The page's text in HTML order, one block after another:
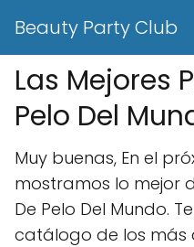
Beauty Party Club
Las Mejores
Pelo Del
Muy buenas, En el
mostramos lo mejor
De Pelo Del Mundo.
catálogo de los